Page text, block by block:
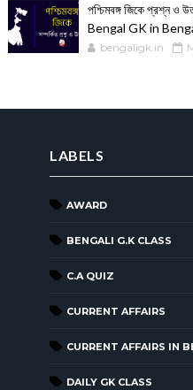
পশ্চিমবঙ্গ জিকে
Bengal GK in
bengaligk.in
LABELS
AWARD
BENGALI G.K CLASS
C.A QUIZ
CURRENT AFFAIRS
CURRENT AFFAIRS IN
DAILY GK CLASS